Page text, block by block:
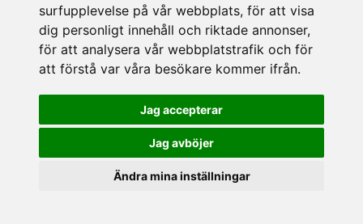
surfupplevelse på vår webbplats, för att visa
dig personligt innehåll och riktade annonser,
för att analysera vår webbplatstrafik och för
att förstå var våra besökare kommer ifrån.
Jag accepterar
Jag avböjer
Ändra mina inställningar